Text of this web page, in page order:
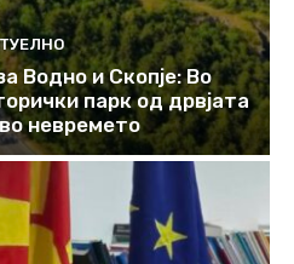
Водно и Скопје: Во
парк од дрвјата
невремето